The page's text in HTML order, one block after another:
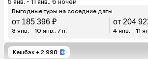
5 янв. - 11 янв., 6 ночей
Выгодные туры на соседние даты
от 185 396 ₽
3 янв. - 10 янв., 7 н.
от 204
4 янв. - 11
Кешбэк + 2 998